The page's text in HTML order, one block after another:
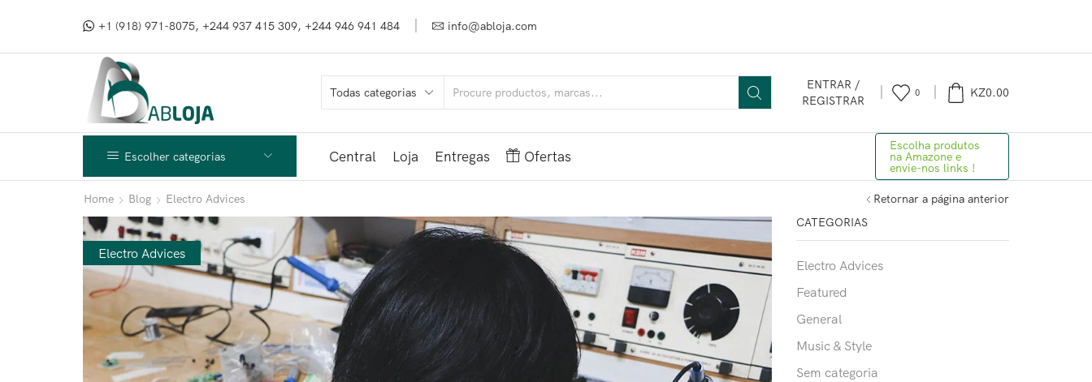
+1 (918) 971-8075, +244 937 415 309, +244 946 941 484 info@abloja.com
ENTRAR /
REGISTRAR
0 KZ0.00
Escolher categorias Central Loja Entregas Ofertas
Escolha produtos
na Amazone e
envie-nos links !
Retornar a página anterior
Home Blog Electro Advices
Electro Advices
CATEGORIAS
Electro Advices
Featured
General
Music & Style
Sem categoria